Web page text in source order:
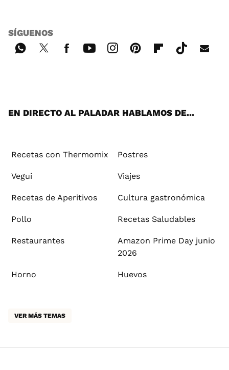
SÍGUENOS
EN DIRECTO AL PALADAR HABLAMOS DE...
Recetas con Thermomix Postres
Vegui Viajes
Recetas de Aperitivos Cultura gastronómica
Pollo Recetas Saludables
Restaurantes
Amazon Prime Day junio
2026
Horno Huevos
VER MÁS TEMAS